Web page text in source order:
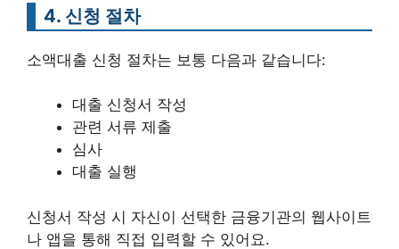
4. 신청 절차
소액대출 신청 절차는 보통 다음과 같습니다:
대출 신청서 작성
관련 서류 제출
심사
대출 실행
신청서 작성 시 자신이 선택한 금융기관의 웹사이트
나 앱을 통해 직접 입력할 수 있어요.